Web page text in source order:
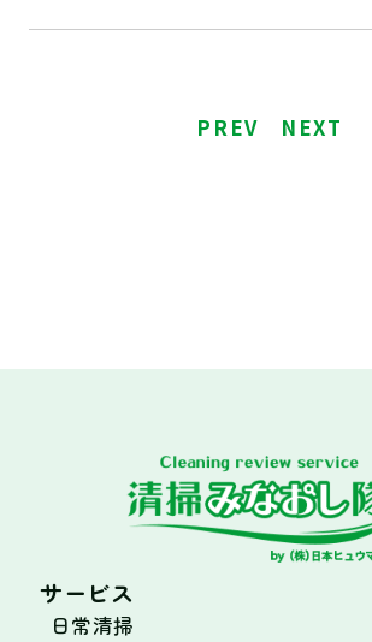
PREV NEXT
サービス
日常清掃